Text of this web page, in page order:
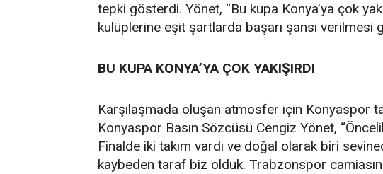
tepki gösterdi. Yönet, “Bu kupa Konya’ya çok
kulüplerine eşit şartlarda başarı şansı verilmesi
BU KUPA KONYA’YA ÇOK YAKIŞIRDI
Karşılaşmada oluşan atmosfer için Konyaspor
Konyaspor Basın Sözcüsü Cengiz Yönet,
Finalde iki takım vardı ve doğal olarak biri
kaybeden taraf biz olduk. Trabzonspor